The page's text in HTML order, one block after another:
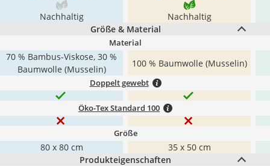
Nachhaltig
Nachhaltig
Größe & Material
Material
70 % Bambus-Viskose, 30 %
Baumwolle (Musselin)
100 % Baumwolle (Musselin)
Doppelt gewebt
Öko-Tex Standard 100
Größe
80 x 80 cm
35 x 50 cm
Produkteigenschaften